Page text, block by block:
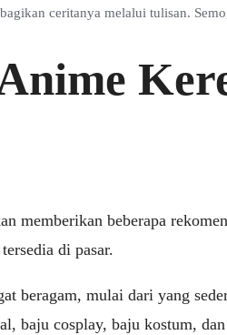
ceritanya melalui tulisan.
memberikan beberapa
di pasar.
beragam, mulai dari yang
baju cosplay, baju kostum,